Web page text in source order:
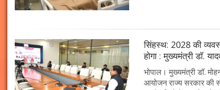
सिंहस्थ: 2028 की
होगा : मुख्यमंत्री डॉ.
भोपाल। मुख्यमंत्री डॉ.
आयोजन राज्य सरकार की